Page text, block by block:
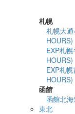
札幌
札幌大
HOURS)
EXP札
HOURS)
EXP札
HOURS)
函館
函館北海
東北